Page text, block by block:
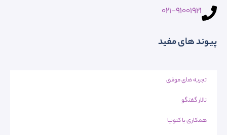
021-91001921
پیوند های مفید
تجربه های موفق
تالار گفتگو
همکاری با کتونیا